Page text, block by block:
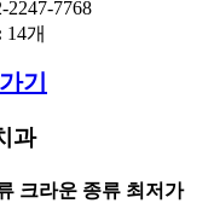
2247-7768
14개
기
과
크라운 종류 최저가